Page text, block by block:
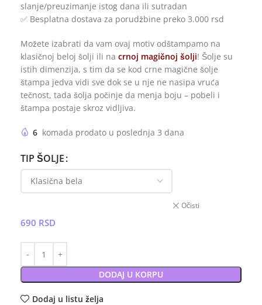
slanje/preuzimanje istog dana ili sutradan
✅ Besplatna dostava za porudžbine preko 3.000 rsd
Možete izabrati da vam ovaj motiv odštampamo na
klasičnoj beloj šolji ili na crnoj magičnoj šolji! Šolje su
istih dimenzija, s tim da se kod crne magične šolje
štampa jedva vidi sve dok se u nje ne nasipa vruća
tečnost, tada šolja počinje da menja boju – pobeli i
štampa postaje skroz vidljiva.
6 komada prodato u poslednja 3 dana
TIP ŠOLJE
Očisti
690 RSD
DODAJ U KORPU
Dodaj u listu želja